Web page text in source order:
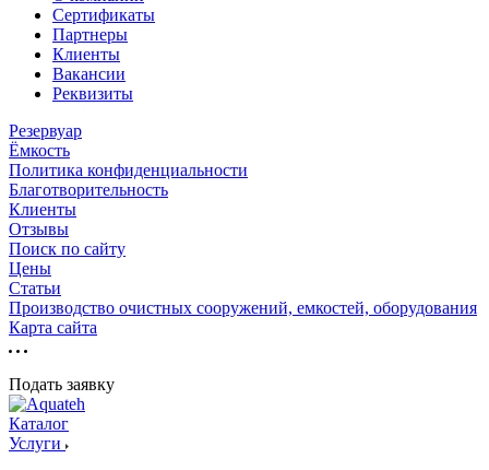
Сертификаты
Партнеры
Клиенты
Вакансии
Реквизиты
Резервуар
Ёмкость
Политика конфиденциальности
Благотворительность
Клиенты
Отзывы
Поиск по сайту
Цены
Статьи
Производство очистных сооружений, емкостей, оборудования
Карта сайта
Подать заявку
Каталог
Услуги